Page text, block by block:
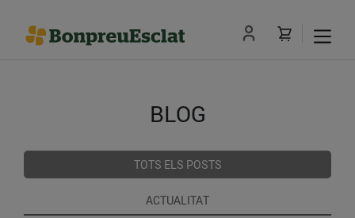
BLOG
TOTS ELS POSTS
ACTUALITAT